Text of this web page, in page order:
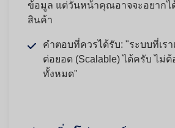
ข้อมูล แต่วันหน้าคุณอาจจะอยากไ
สินค้า
คำตอบที่ควรได้รับ: "ระบบที่เร
ต่อยอด (Scalable) ได้ครับ ไม่
ทั้งหมด"